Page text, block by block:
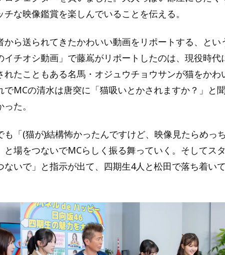
チな映像鑑賞を楽しんでいることを伝える。
から送られてきたかわいい動画をリポートする、とい
イチオシ動画」で藤嶌がリポートしたのは、現役時代
れたこともある名馬・オジュウチョウサンが猫をかわ
でMCの清水は唐突に「猫吸いとかされますか？」と
た。
も「(猫が)結構怖かったんですけど、映像見たらめっ
と場をつないでMCらしく振る舞っていく。そしてス
ないで」と指示が出て、四期生4人と松田で落ち着い